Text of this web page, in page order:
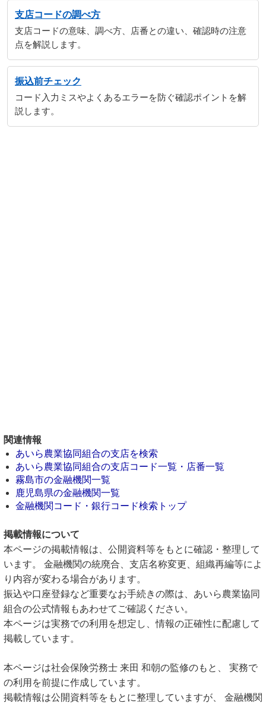
支店コードの調べ方
支店コードの意味、調べ方、店番との違い、確認時の注意
点を解説します。
振込前チェック
コード入力ミスやよくあるエラーを防ぐ確認ポイントを解
説します。
関連情報
あいら農業協同組合の支店を検索
あいら農業協同組合の支店コード一覧・店番一覧
霧島市の金融機関一覧
鹿児島県の金融機関一覧
金融機関コード・銀行コード検索トップ
掲載情報について
本ページの掲載情報は、公開資料等をもとに確認・整理して
います。 金融機関の統廃合、支店名称変更、組織再編等によ
り内容が変わる場合があります。
振込や口座登録など重要なお手続きの際は、あいら農業協同
組合の公式情報もあわせてご確認ください。
本ページは実務での利用を想定し、情報の正確性に配慮して
掲載しています。
本ページは社会保険労務士 来田 和朝の監修のもと、 実務で
の利用を前提に作成しています。
掲載情報は公開資料等をもとに整理していますが、 金融機関